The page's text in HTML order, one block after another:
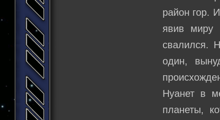
район гор.
явив миру
свалился.
один,
Нуанет в
планеты,